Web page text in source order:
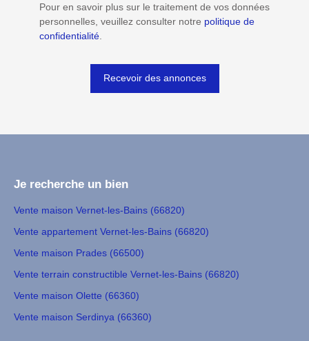
Pour en savoir plus sur le traitement de vos données
personnelles, veuillez consulter notre politique de
confidentialité
Recevoir des annonces
Je recherche un bien
Vente maison Vernet-les-Bains (66820)
Vente appartement Vernet-les-Bains (66820)
Vente maison Prades (66500)
Vente terrain constructible Vernet-les-Bains (66820)
Vente maison Olette (66360)
Vente maison Serdinya (66360)